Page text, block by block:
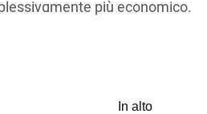
più economico.
In alto